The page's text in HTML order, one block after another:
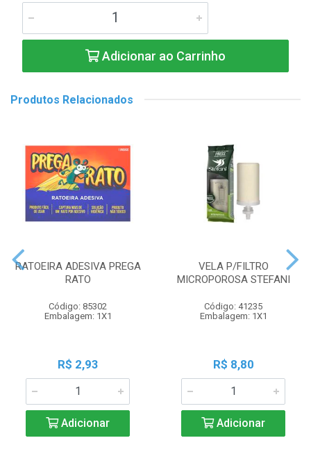
Adicionar ao Carrinho
Produtos Relacionados
RATOEIRA ADESIVA PREGA
RATO
Código: 85302
Embalagem: 1X1
R$ 2,93
Adicionar
VELA P/FILTRO
MICROPOROSA STEFANI
Código: 41235
Embalagem: 1X1
R$ 8,80
Adicionar